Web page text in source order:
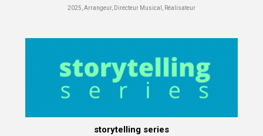
2025, Arrangeur, Directeur Musical, Réalisateur
storytelling series